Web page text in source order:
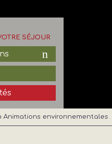
SÉJOUR
Animations environnementales